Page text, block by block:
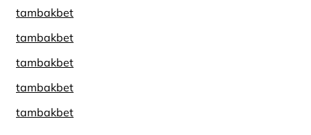
tambakbet
tambakbet
tambakbet
tambakbet
tambakbet